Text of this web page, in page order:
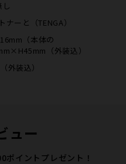
ーと（TENGA）
（本体の
（外装込）
外装込）
ュー
ポイントプレゼント！